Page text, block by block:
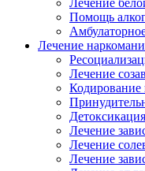
Лечение
Помощь
Лечение
Лечение
Кодирование
Лечение
Лечение
Лечение